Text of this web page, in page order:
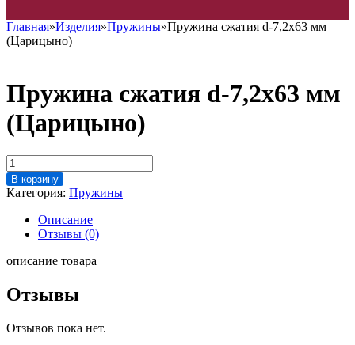
Главная»Изделия»Пружины»Пружина сжатия d-7,2х63 мм
(Царицыно)
Пружина сжатия d-7,2х63 мм
(Царицыно)
Количество
товара
Пружина
7,2х63
(Царицыно)
В корзину
Категория: Пружины
Описание
Отзывы (0)
описание товара
Отзывы
Отзывов пока нет.